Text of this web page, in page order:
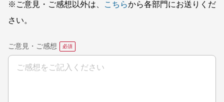
※ご意見・ご感想以外は、
こちらから各部門にお送りくだ
さい。
ご意見・ご感想